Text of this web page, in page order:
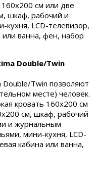
см или две
шкаф, рабочий и
кухня, LCD-телевизор,
ванна, фен, набор
Double/Twin
Twin позволяют
месте) человек.
кровать 160х200 см
см, шкаф, рабочий
и журнальным
мини-кухня, LCD-
кабина или ванна,